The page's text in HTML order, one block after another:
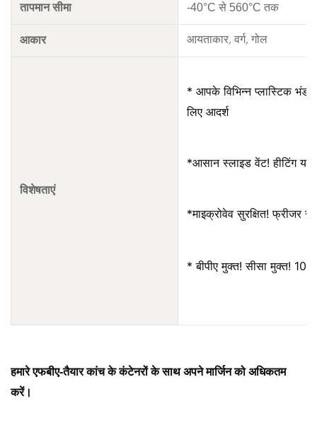
तापमान सीमा -40°C से 560°C तक
आकार आयताकार, वर्ग, गोल
विशेषताएं
* आपके विभिन्न प्लास्टिक
लिए आदर्श
*आसान स्लाइड वेंट! हीटिंग
*माइक्रोवेव सुरक्षित! फ्रीजर
* बीपीए मुक्त! सीसा मुक्त!
हमारे एफबीए-तैयार कांच के कंटेनरों के साथ अपने मार्जिन को अधिकतम
करें।